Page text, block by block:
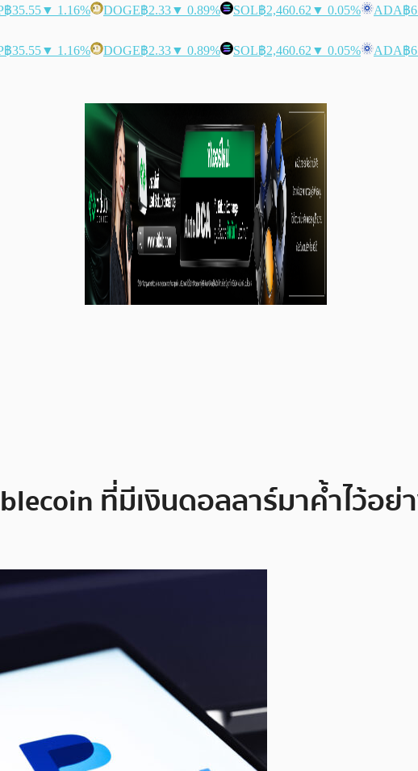
฿35.55▼ 1.16% DOGE฿2.33▼ 0.89% SOL฿2,460.62 ▼ 0.05% ADA฿
฿35.55▼ 1.16% DOGE฿2.33▼ 0.89% SOL฿2,460.62 ▼ 0.05% ADA฿
ที่มีเงินดอลลาร์มาค้ำไว้อย่